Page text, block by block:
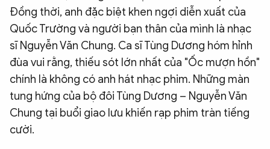
Đồng thời, anh đặc biệt khen ngợi diễn xuất của
Quốc Trường và người bạn thân của mình là nhạc
sĩ Nguyễn Văn Chung. Ca sĩ Tùng Dương hóm hỉnh
đùa vui rằng, thiếu sót lớn nhất của "Ốc mượn hồn"
chính là không có anh hát nhạc phim. Những màn
tung hứng của bộ đôi Tùng Dương – Nguyễn Văn
Chung tại buổi giao lưu khiến rạp phim tràn tiếng
cười.